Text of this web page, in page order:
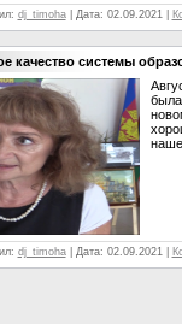
dj_timoha| Дата: 02.09.2021
качество системы
dj_timoha| Дата: 02.09.2021